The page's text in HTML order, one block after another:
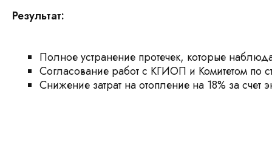
Результат:
Полное устранение протечек, которые
Согласование работ с КГИОП и Комитетом по
Снижение затрат на отопление на 18% за счет